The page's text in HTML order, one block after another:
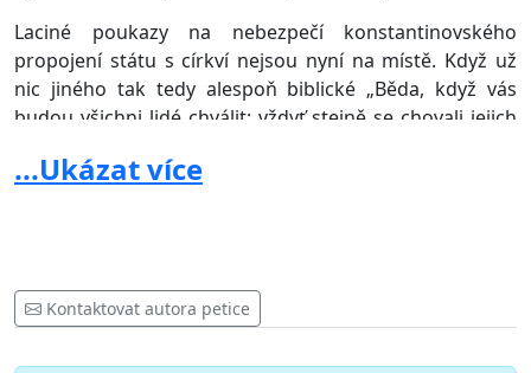
Laciné poukazy na nebezpečí konstantinovského
propojení státu s církví nejsou nyní na místě. Když už
nic jiného tak tedy alespoň biblické „Běda, když vás
budou všichni lidé chválit; vždyť stejně se chovali jejich
kritikům otevřít oči. Nejste to Vy a není to ani prezident
Takzvané elity rády promlouvají jménem národa, ve
skutečnosti ale reprezentují pouze samy sebe.
Ve Vašem kroku naopak spatřujeme autenticky
...Ukázat více
Kontaktovat autora petice